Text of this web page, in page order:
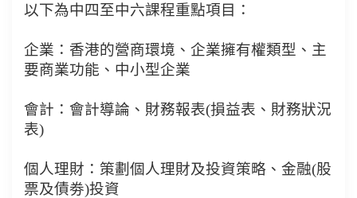
以下為中四至中六課程重點項目：
企業：香港的營商環境、企業擁有權類型、主
要商業功能、中小型企業
會計：會計導論、財務報表(損益表、財務狀況
表)
個人理財：策劃個人理財及投資策略、金融(股
票及債劵)投資